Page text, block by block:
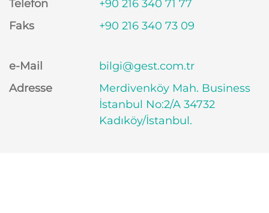
Telefon
+90 216 340 71 77
Faks
+90 216 340 73 09
e-Mail
bilgi@gest.com.tr
Adresse
Merdivenköy Mah. Business
İstanbul No:2/A 34732
Kadıköy/İstanbul.